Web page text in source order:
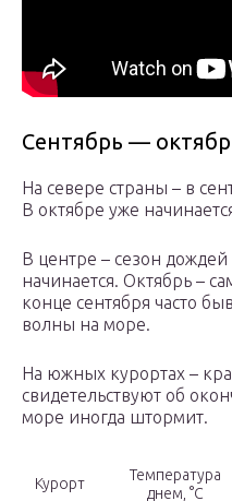
Сентябрь —
На севере страны – в
В октябре уже
В центре – сезон дождей
начинается. Октябрь –
конце сентября часто
волны на море.
На южных курортах –
свидетельствуют об
море иногда штормит.
Курорт
Температура
днем, °С